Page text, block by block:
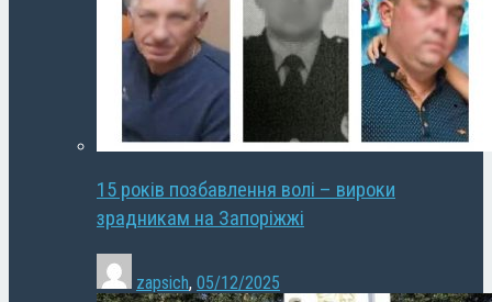
15 років позбавлення волі – вироки
зрадникам на Запоріжжі
zapsich, 05/12/2025